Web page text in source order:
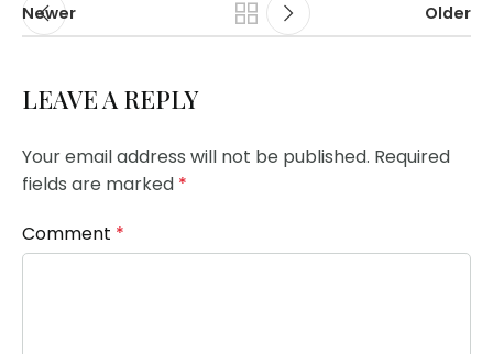
Newer Older
LEAVE A REPLY
Your email address will not be published. Required
fields are marked *
Comment *